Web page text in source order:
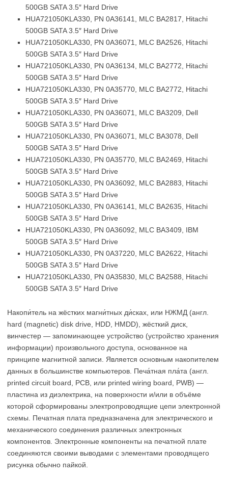
500GB SATA 3.5″ Hard Drive
HUA721050KLA330, PN 0A36141, MLC BA2817, Hitachi
500GB SATA 3.5″ Hard Drive
HUA721050KLA330, PN 0A36071, MLC BA2526, Hitachi
500GB SATA 3.5″ Hard Drive
HUA721050KLA330, PN 0A36134, MLC BA2772, Hitachi
500GB SATA 3.5″ Hard Drive
HUA721050KLA330, PN 0A35770, MLC BA2772, Hitachi
500GB SATA 3.5″ Hard Drive
HUA721050KLA330, PN 0A36071, MLC BA3209, Dell
500GB SATA 3.5″ Hard Drive
HUA721050KLA330, PN 0A36071, MLC BA3078, Dell
500GB SATA 3.5″ Hard Drive
HUA721050KLA330, PN 0A35770, MLC BA2469, Hitachi
500GB SATA 3.5″ Hard Drive
HUA721050KLA330, PN 0A36092, MLC BA2883, Hitachi
500GB SATA 3.5″ Hard Drive
HUA721050KLA330, PN 0A36141, MLC BA2635, Hitachi
500GB SATA 3.5″ Hard Drive
HUA721050KLA330, PN 0A36092, MLC BA3409, IBM
500GB SATA 3.5″ Hard Drive
HUA721050KLA330, PN 0A37220, MLC BA2622, Hitachi
500GB SATA 3.5″ Hard Drive
HUA721050KLA330, PN 0A35830, MLC BA2588, Hitachi
500GB SATA 3.5″ Hard Drive
Накопи́тель на жёстких магни́тных ди́сках, или НЖМД (англ.
hard (magnetic) disk drive, HDD, HMDD), жёсткий диск,
винчестер — запоминающее устройство (устройство хранения
информации) произвольного доступа, основанное на
принципе магнитной записи. Является основным накопителем
данных в большинстве компьютеров. Печа́тная пла́та (англ.
printed circuit board, PCB, или printed wiring board, PWB) —
пластина из диэлектрика, на поверхности и/или в объёме
которой сформированы электропроводящие цепи электронной
схемы. Печатная плата предназначена для электрического и
механического соединения различных электронных
компонентов. Электронные компоненты на печатной плате
соединяются своими выводами с элементами проводящего
рисунка обычно пайкой.